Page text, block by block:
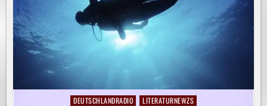
Posted
DEUTSCHLANDRADIO LITERATURNEWZS